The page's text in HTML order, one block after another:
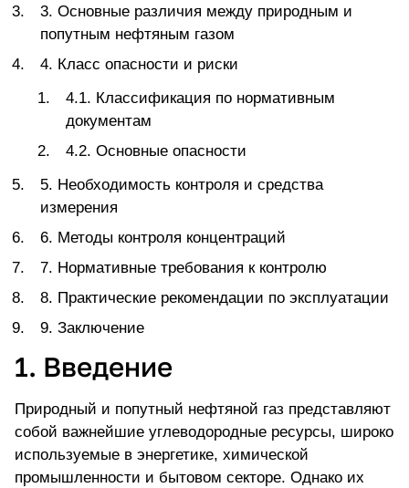
3. Основные различия между природным и
попутным нефтяным газом
4. Класс опасности и риски
4.1. Классификация по нормативным
документам
4.2. Основные опасности
5. Необходимость контроля и средства
измерения
6. Методы контроля концентраций
7. Нормативные требования к контролю
8. Практические рекомендации по эксплуатации
9. Заключение
1. Введение
Природный и попутный нефтяной газ представляют
собой важнейшие углеводородные ресурсы, широко
используемые в энергетике, химической
промышленности и бытовом секторе. Однако их